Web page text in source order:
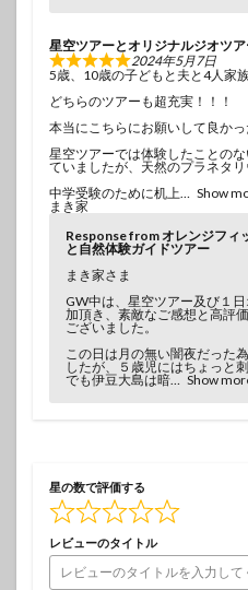
星空ツアーとオリジナルジオツ
2024年5月7日
5歳、10歳の子どもと夫と4人家
どちらのツアーも超充実！！！
本当にこちらにお願いして良かっ
星空ツアーでは体験したことの
ていましたが、天然のプラネタ
中学受験のために机上
Show
まき家
Response from オレンジフィ
と自然体験ガイドツアー
まき家さま
GW中は、星空ツアー及び１
加頂き、素敵なご感想と高評
ございました。
この日は月の無い闇夜だった
したが、５歳児にはちょっと
でも伊豆大島は暗
Show
星の数で評価する
レビューのタイトル